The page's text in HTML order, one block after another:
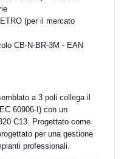
(per il mercato
CB-N-BR-3M - EAN
a 3 poli collega il
60906-I) con un
C13. Progettato come
per una gestione
professionali.